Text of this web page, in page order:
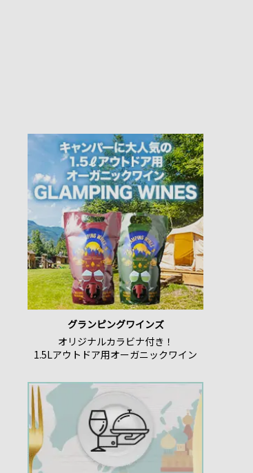
グランピングワインズ
オリジナルカラビナ付き！
1.5Lアウトドア用オーガニックワイン